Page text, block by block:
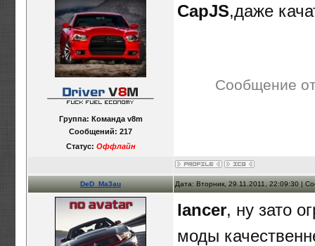
Группа: Команда v8m
Сообщений: 217
Статус: Оффлайн
CapJS,даже
Сообщение
DeD_Ma3au Дата: Вторник, 29.11.2011, 22:09:30 |
lancer, ну зато
моды